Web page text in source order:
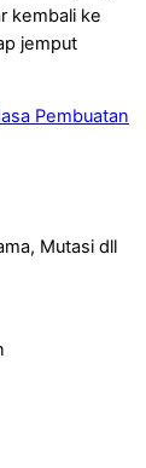
kembali ke
jemput
Pembuatan
Mutasi dll